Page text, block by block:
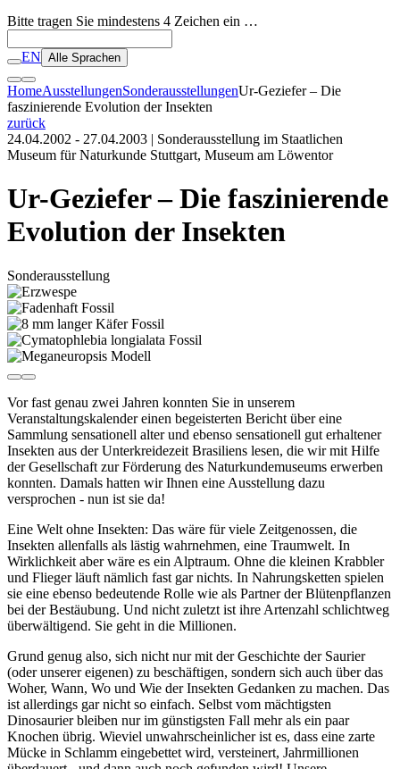
Bitte tragen Sie mindestens 4 Zeichen ein …
EN Alle Sprachen
HomeAusstellungenSonderausstellungenUr-Geziefer – Die
faszinierende Evolution der Insekten
zurück
24.04.2002 - 27.04.2003 | Sonderausstellung im Staatlichen
Museum für Naturkunde Stuttgart, Museum am Löwentor
Ur-Geziefer – Die faszinierende
Evolution der Insekten
Sonderausstellung
Vor fast genau zwei Jahren konnten Sie in unserem
Veranstaltungskalender einen begeisterten Bericht über eine
Sammlung sensationell alter und ebenso sensationell gut erhaltener
Insekten aus der Unterkreidezeit Brasiliens lesen, die wir mit Hilfe
der Gesellschaft zur Förderung des Naturkundemuseums erwerben
konnten. Damals hatten wir Ihnen eine Ausstellung dazu
versprochen - nun ist sie da!
Eine Welt ohne Insekten: Das wäre für viele Zeitgenossen, die
Insekten allenfalls als lästig wahrnehmen, eine Traumwelt. In
Wirklichkeit aber wäre es ein Alptraum. Ohne die kleinen Krabbler
und Flieger läuft nämlich fast gar nichts. In Nahrungsketten spielen
sie eine ebenso bedeutende Rolle wie als Partner der Blütenpflanzen
bei der Bestäubung. Und nicht zuletzt ist ihre Artenzahl schlichtweg
überwältigend. Sie geht in die Millionen.
Grund genug also, sich nicht nur mit der Geschichte der Saurier
(oder unserer eigenen) zu beschäftigen, sondern sich auch über das
Woher, Wann, Wo und Wie der Insekten Gedanken zu machen. Das
ist allerdings gar nicht so einfach. Selbst vom mächtigsten
Dinosaurier bleiben nur im günstigsten Fall mehr als ein paar
Knochen übrig. Wieviel unwahrscheinlicher ist es, dass eine zarte
Mücke in Schlamm eingebettet wird, versteinert, Jahrmillionen